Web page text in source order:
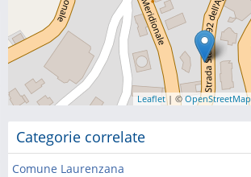
Leaflet| ©OpenStreetMap
Categorie correlate
Comune Laurenzana